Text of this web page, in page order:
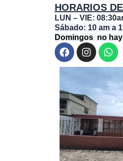
HORARIOS
LUN – VIE:
Sábado: 10 am a
Domingos no
F
a
c
o
o
k
I
n
s
g
r
a
m
W
h
a
s
a
p
p